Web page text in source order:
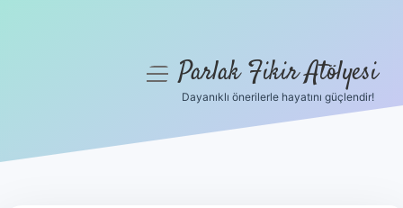
menüyüParlak Fikir Atölyesi
Dayanıklı önerilerle hayatını güçlendir!